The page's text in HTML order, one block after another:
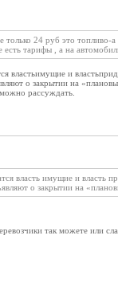
24 руб это топливо-
тарифы , а на
властьимущие и
о закрытии на
рассуждать.
власть имущие и власть
о закрытии на
так можете или